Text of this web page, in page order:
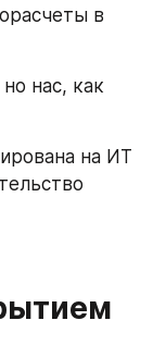
в
нас, как
на ИТ